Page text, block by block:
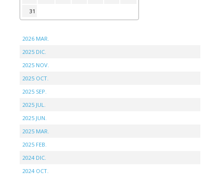
31
2026 MAR.
2025 DIC.
2025 NOV.
2025 OCT.
2025 SEP.
2025 JUL.
2025 JUN.
2025 MAR.
2025 FEB.
2024 DIC.
2024 OCT.